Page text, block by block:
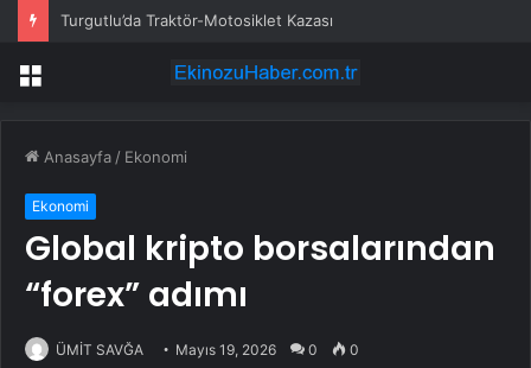
Turgutlu’da Traktör-Motosiklet Kazası
Menü
Anasayfa / Ekonomi
Ekonomi
Global kripto borsalarından
“forex” adımı
ÜMİT SAVĞA Mayıs 19, 2026 0 0